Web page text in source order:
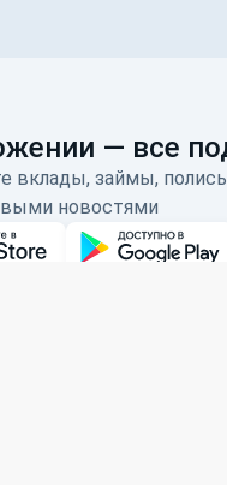
— все
вклады, займы,
новостями